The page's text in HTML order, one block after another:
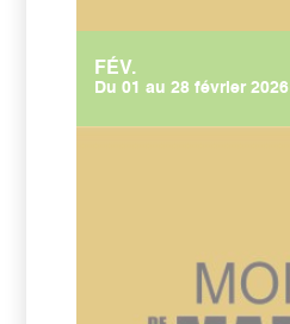
FÉV.
Du 01 au 28 février 2026